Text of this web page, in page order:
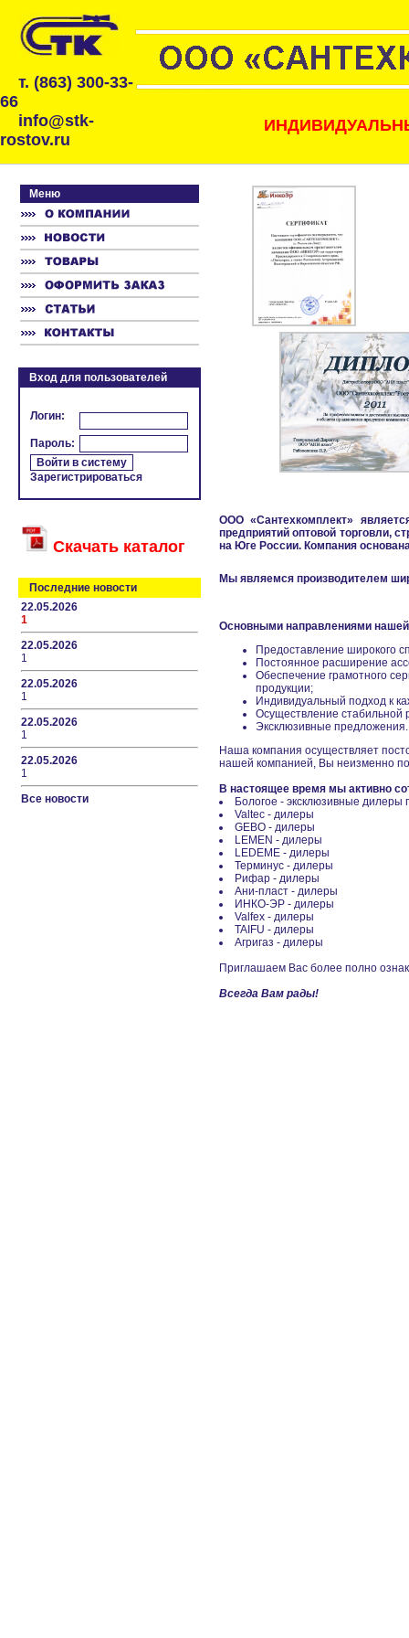
т. (863) 300-33-
66
info@stk-
rostov.ru
Меню
Вход для пользователей
Логин:
Пароль:
Зарегистрироваться
Скачать каталог
Последние новости
22.05.2026
1
22.05.2026
1
22.05.2026
1
22.05.2026
1
22.05.2026
1
Все новости
ООО «Сантехкомплект»
предприятий оптовой торговли,
на Юге России. Компания
Мы являемся производителем
Основными направлениями
Предоставление широкого
Постоянное расширение
Обеспечение грамотного
продукции;
Индивидуальный подход к
Осуществление
Эксклюзивные предложения.
Наша компания осуществляет
нашей компанией, Вы неизменно
В настоящее время мы активно
Бологое - эксклюзивные
Valtec - дилеры
GEBO - дилеры
LEMEN - дилеры
LEDEME - дилеры
Терминус - дилеры
Рифар - дилеры
Ани-пласт - дилеры
ИНКО-ЭР - дилеры
Valfex - дилеры
TAIFU - дилеры
Агригаз - дилеры
Приглашаем Вас более полно
Всегда Вам рады!